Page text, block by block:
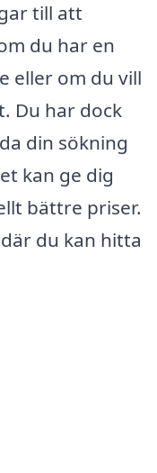
till att
du har en
eller om du vill
Du har dock
din sökning
kan ge dig
bättre priser.
du kan hitta